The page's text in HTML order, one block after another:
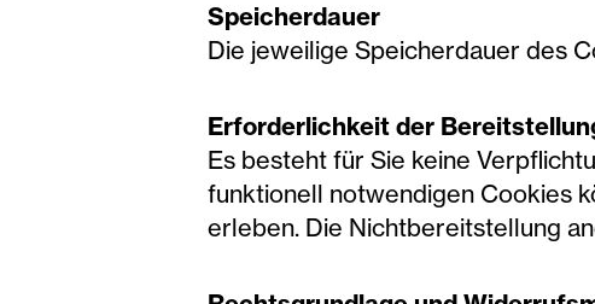
Speicherdauer
Die jeweilige Speicherdauer des
Erforderlichkeit der
Es besteht für Sie keine
funktionell notwendigen Cookies
erleben. Die Nichtbereitstellung